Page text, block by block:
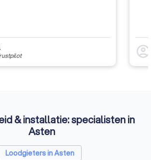
account_circle
& installatie: specialisten in
Asten
Loodgieters in Asten